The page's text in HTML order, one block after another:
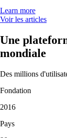
Learn more
Voir les articles
Une
mondiale
Des millions
Fondation
2016
Pays